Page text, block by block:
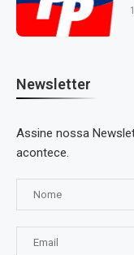
Newsletter
Assine nossa
acontece.